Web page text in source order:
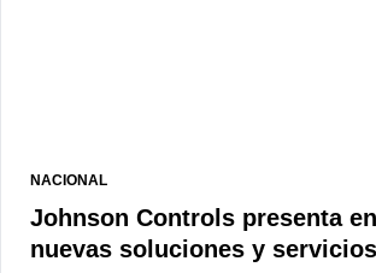
NACIONAL
Johnson Controls presenta
nuevas soluciones y